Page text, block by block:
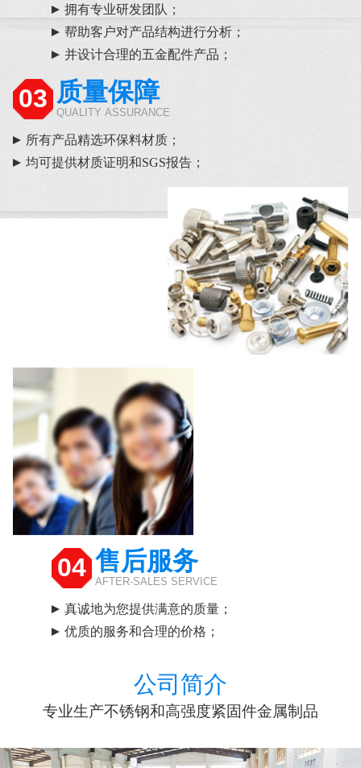
拥有专业研发团队；
帮助客户对产品结构进行分析；
并设计合理的五金配件产品；
03 质量保障
QUALITY ASSURANCE
所有产品精选环保料材质；
均可提供材质证明和SGS报告；
04 售后服务
AFTER-SALES SERVICE
真诚地为您提供满意的质量；
优质的服务和合理的价格；
公司简介
专业生产不锈钢和高强度紧固件金属制品